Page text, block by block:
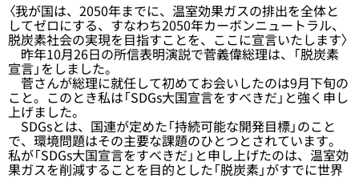
〈我が国は、2050年までに、温室効果ガスの排出を全体と
してゼロにする、すなわち2050年カーボンニュートラル、
脱炭素社会の実現を目指すことを、ここに宣言いたします〉
昨年10月26日の所信表明演説で菅義偉総理は、「脱炭素
宣言」をしました。
菅さんが総理に就任して初めてお会いしたのは9月下旬の
こと。このとき私は「SDGs大国宣言をすべきだ」と強く申し
上げました。
SDGsとは、国連が定めた「持続可能な開発目標」のこと
で、環境問題はその主要な課題のひとつとされています。
私が「SDGs大国宣言をすべきだ」と申し上げたのは、温室効
果ガスを削減することを目的とした「脱炭素」がすでに世界